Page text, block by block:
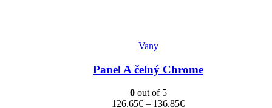
Tento
má
viacero
variantov.
Vany
Panel A čelný Chrome
0out of 5
126.65€ – 136.85€Price